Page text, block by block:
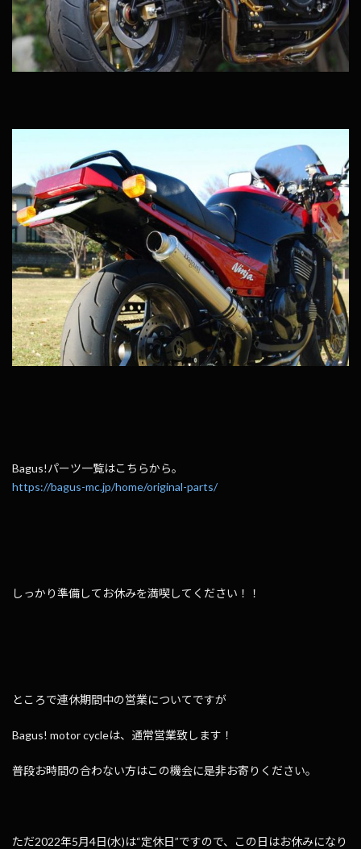
Bagus!パーツ一覧はこちらから。
https://bagus-mc.jp/home/original-parts/
しっかり準備してお休みを満喫してください！！
ところで連休期間中の営業についてですが
Bagus! motor cycleは、通常営業致します！
普段お時間の合わない方はこの機会に是非お寄りください。
ただ2022年5月4日(水)は“定休日”ですので、この日はお休みになり